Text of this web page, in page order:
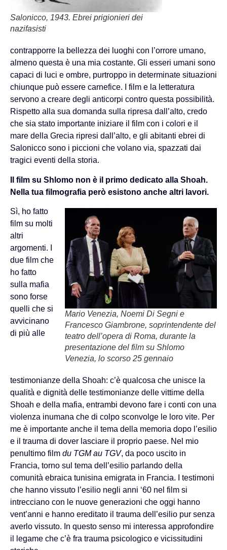
Salonicco, 1943. Ebrei prigionieri dei
nazifasisti
contrapporre la bellezza dei luoghi con l’orrore umano,
almeno questa è una mia costante. Gli esseri umani sono
capaci di luci e ombre, purtroppo in determinate situazioni
chiunque può essere carnefice. I film e la letteratura
servono a creare degli anticorpi contro questa possibilità.
Rispetto alla sua domanda sulla ripresa dall’alto, credo
che sia stato importante iniziare il film con i colori e il
mare della Grecia ripresi dall’alto, e gli abitanti ebrei di
Salonicco sono i piccioni che volano via, spazzati dai
tragici eventi della storia.
Il film su Shlomo non è il primo dedicato alla Shoah.
Nella tua filmografia però esistono anche altri lavori.
Mario Venezia, Noemi Di Segni e
Francesco Giambrone, soprintendente del
teatro dell’opera di Roma, durante la
presentazione del film su Shlomo
Venezia, lo scorso 25 gennaio
Sì, ho fatto
film su molti
altri
argomenti. I
due film che
ho fatto
sulla mafia
sono forse
quelli che si
avvicinano
di più alle
testimonianze della Shoah: c’è qualcosa che unisce la
qualità e dignità delle testimonianze delle vittime della
Shoah e della mafia, entrambi devono fare i conti con una
violenza inumana che di colpo sconvolge le loro vite. Per
me è importante anche il tema della memoria dopo l’esilio
e il trauma di dover lasciare il proprio paese. Nel mio
penultimo film du TGM au TGV, da poco uscito in
Francia, torno sul tema dell’esilio parlando della
comunità ebraica tunisina emigrata in Francia. I testimoni
che hanno vissuto l’esilio negli anni ‘60 nel film si
intrecciano con le nuove generazioni che oggi hanno
vent’anni e hanno ereditato il trauma dell’esilio pur senza
averlo vissuto. In questo senso mi interessa approfondire
il legame che c’è fra trauma psicologico e vicissitudini